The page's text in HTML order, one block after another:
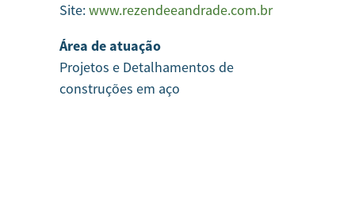
Site:www.rezendeeandrade.com.br
Área de atuação
Projetos e Detalhamentos de
construções em aço